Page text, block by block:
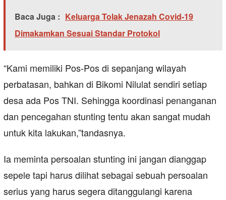
Baca Juga : Keluarga Tolak Jenazah Covid-19
Dimakamkan Sesuai Standar Protokol
“Kami memiliki Pos-Pos di sepanjang wilayah
perbatasan, bahkan di Bikomi Nilulat sendiri setiap
desa ada Pos TNI. Sehingga koordinasi penanganan
dan pencegahan stunting tentu akan sangat mudah
untuk kita lakukan,”tandasnya.
Ia meminta persoalan stunting ini jangan dianggap
sepele tapi harus dilihat sebagai sebuah persoalan
serius yang harus segera ditanggulangi karena